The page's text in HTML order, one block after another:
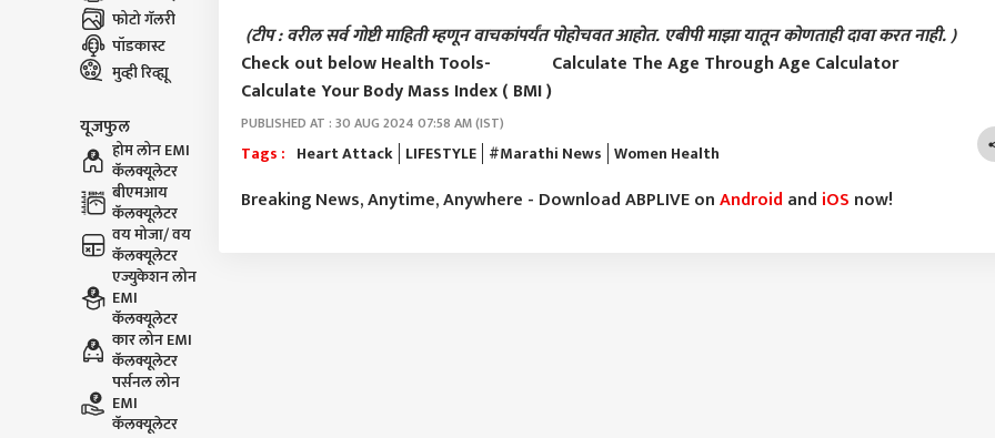
फोटो गॅलरी
पॉडकास्ट
मुव्ही रिव्ह्यू
यूजफुल
होम लोन EMI
कॅलक्यूलेटर
बीएमआय
कॅलक्यूलेटर
वय मोजा/ वय
कॅलक्यूलेटर
एज्युकेशन लोन
EMI
कॅलक्यूलेटर
कार लोन EMI
कॅलक्यूलेटर
पर्सनल लोन
EMI
कॅलक्यूलेटर
(टीप : वरील सर्व गोष्टी माहिती म्हणून वाचकांपर्यंत पोहोचवत आहोत. एबीपी माझा यातून कोणताही दावा करत नाही. )
Check out below Health Tools-
Calculate Your Body Mass Index ( BMI )
Calculate The Age Through Age Calculator
PUBLISHED AT : 30 AUG 2024 07:58 AM (IST)
Tags : Heart Attack LIFESTYLE #Marathi News Women Health
Breaking News, Anytime, Anywhere - Download ABPLIVE onAndroid and iOS now!